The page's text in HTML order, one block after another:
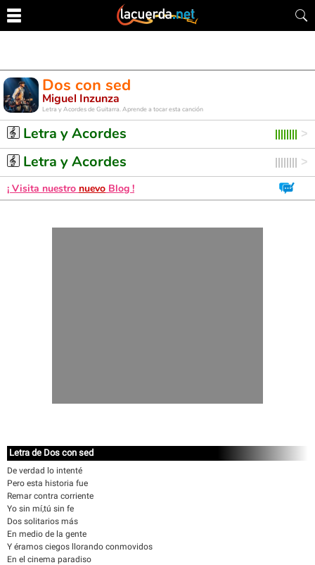
Dos con sed
Miguel Inzunza
Letra y Acordes de Guitarra. Aprende a tocar esta canción
Letra y Acordes
Letra y Acordes
¡ Visita nuestro nuevo Blog !
Letra de Dos con sed
De verdad lo intenté
Pero esta historia fue
Remar contra corriente
Yo sin mí,tú sin fe
Dos solitarios más
En medio de la gente
Y éramos ciegos llorando conmovidos
En el cinema paradiso